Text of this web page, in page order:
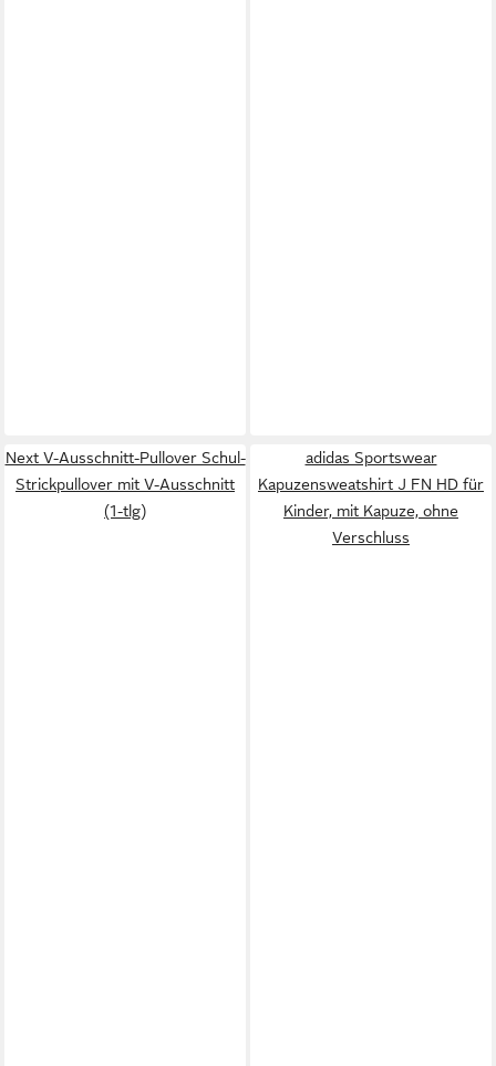
Next V-Ausschnitt-Pullover Schul-
Strickpullover mit V-Ausschnitt
(1-tlg)
adidas Sportswear
Kapuzensweatshirt J FN HD für
Kinder, mit Kapuze, ohne
Verschluss